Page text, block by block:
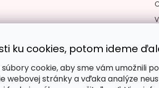
ku cookies, potom ideme
cookie, aby sme vám umožnili
webovej stránky a vďaka analýze